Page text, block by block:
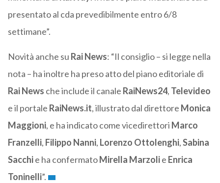
presentato al cda prevedibilmente entro 6/8
settimane”.
Novità anche su Rai News: “Il consiglio – si legge nella
nota – ha inoltre ha preso atto del piano editoriale di
Rai News che include il canale RaiNews24, Televideo
e il portale RaiNews.it, illustrato dal direttore Monica
Maggioni, e ha indicato come vicedirettori Marco
Franzelli, Filippo Nanni, Lorenzo Ottolenghi,Sabina
Sacchie ha confermatoMirella Marzolie Enrica
Toninelli”.